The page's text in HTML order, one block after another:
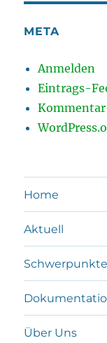
META
Anmelden
Eintrags-
Home
Aktuell
Schwerpunkte
Über Uns